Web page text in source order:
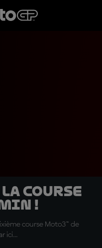
La course
!
course Moto3™ de
ici...